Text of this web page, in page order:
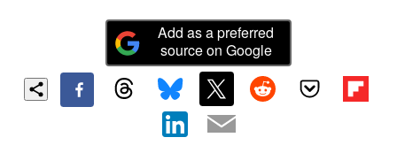
Add as a preferred
source on Google